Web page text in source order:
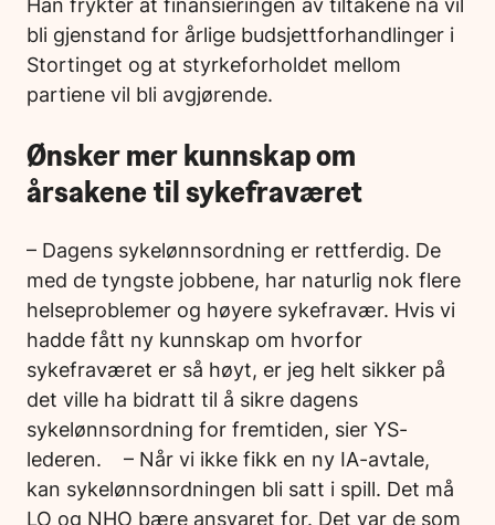
Han frykter at finansieringen av tiltakene nå vil
bli gjenstand for årlige budsjettforhandlinger i
Stortinget og at styrkeforholdet mellom
partiene vil bli avgjørende.
Ønsker mer kunnskap om
årsakene til sykefraværet
– Dagens sykelønnsordning er rettferdig. De
med de tyngste jobbene, har naturlig nok flere
helseproblemer og høyere sykefravær. Hvis vi
hadde fått ny kunnskap om hvorfor
sykefraværet er så høyt, er jeg helt sikker på
det ville ha bidratt til å sikre dagens
sykelønnsordning for fremtiden, sier YS-
lederen. – Når vi ikke fikk en ny IA-avtale,
kan sykelønnsordningen bli satt i spill. Det må
LO og NHO bære ansvaret for. Det var de som